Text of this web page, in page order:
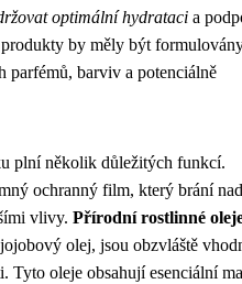
optimální hydrataci a
by měly být
parfémů, barviv a potenciálně
plní několik důležitých funkcí.
ochranný film, který brání
vlivy. Přírodní rostlinné
olej, jsou obzvláště
Tyto oleje obsahují esenciální